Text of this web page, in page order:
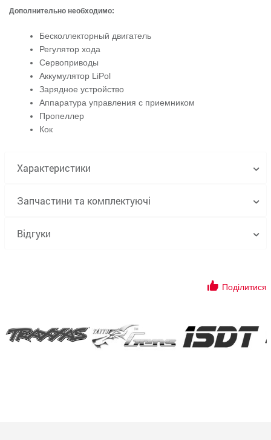
Дополнительно необходимо:
Бесколлекторный двигатель
Регулятор хода
Сервоприводы
Аккумулятор LiPol
Зарядное устройство
Аппаратура управления с приемником
Пропеллер
Кок
Характеристики
Запчастини та комплектуючі
Відгуки
Поділитися